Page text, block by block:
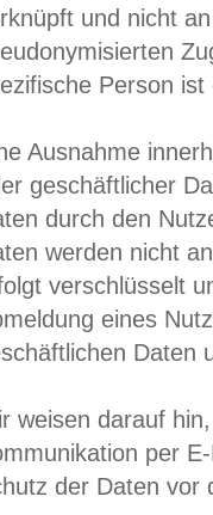
und nicht
Person
Ausnahme
geschäftlicher
durch den
werden nicht
verschlüsselt
eines
Daten
weisen darauf
per
der Daten vor